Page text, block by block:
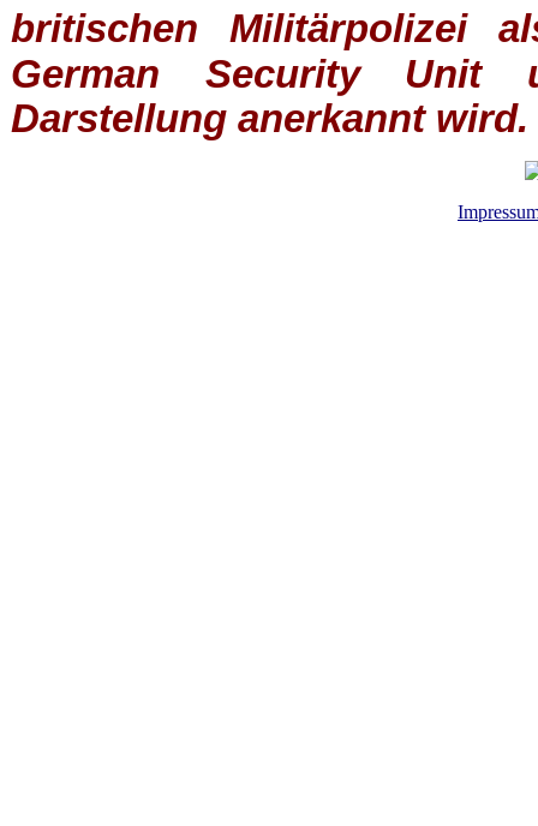
britischen
Militärpolizei
German Security Unit
Darstellung anerkannt wird.